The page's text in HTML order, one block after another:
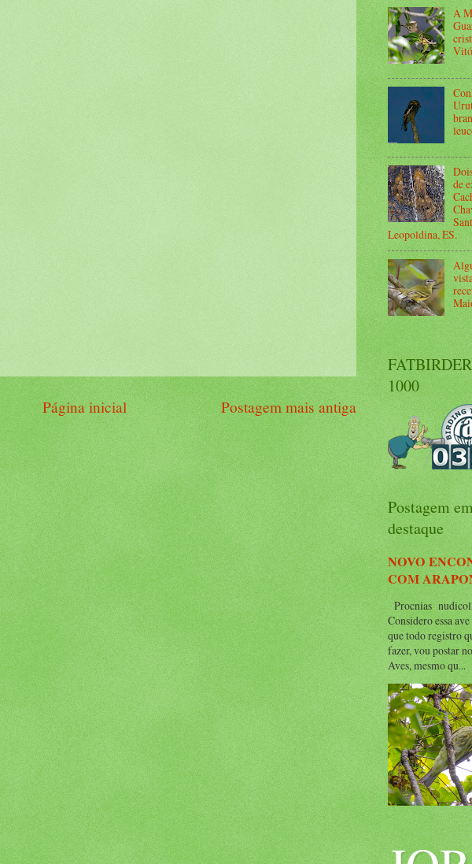
Postagem mais antiga
Página inicial
A
de
Leopoldina, ES.
1000
Postagem
destaque
NOVO
COM
Procnias
Considero essa
que todo registro
fazer, vou postar
Aves, mesmo qu...